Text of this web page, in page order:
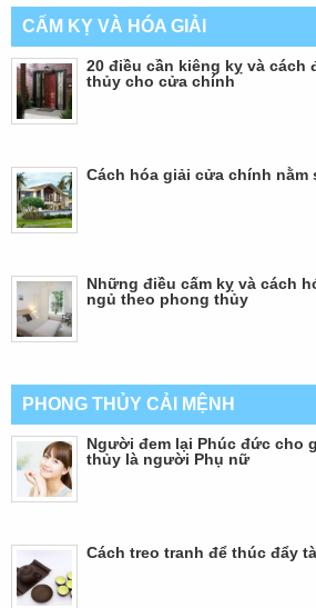
CẤM KỴ VÀ HÓA GIẢI
20 điều cần kiêng kỵ và cách
thủy cho cửa chính
Cách hóa giải cửa chính nằm
Những điều cấm kỵ và cách
ngủ theo phong thủy
PHONG THỦY CẢI MỆNH
Người đem lại Phúc đức cho
thủy là người Phụ nữ
Cách treo tranh để thúc đẩy